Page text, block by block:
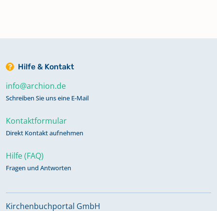
Hilfe & Kontakt
info@archion.de
Schreiben Sie uns eine E-Mail
Kontaktformular
Direkt Kontakt aufnehmen
Hilfe (FAQ)
Fragen und Antworten
Kirchenbuchportal GmbH